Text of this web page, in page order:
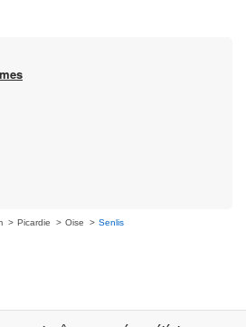
Picardie Oise Senlis